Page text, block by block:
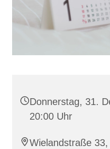
Donnerstag, 31.
20:00 Uhr
Wielandstraße